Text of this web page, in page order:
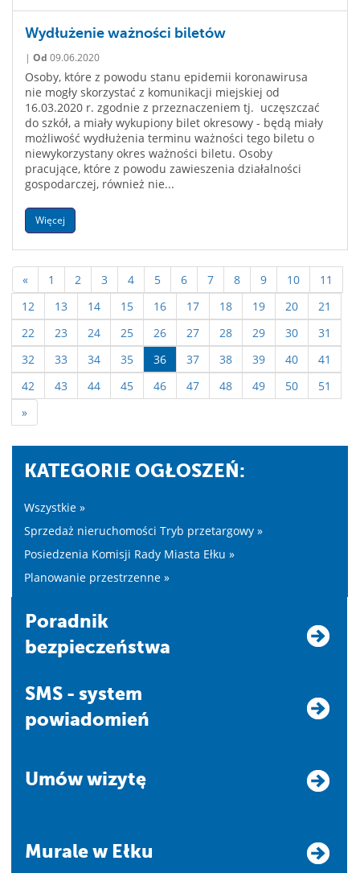
Wydłużenie ważności biletów
| Od 09.06.2020
Osoby, które z powodu stanu epidemii koronawirusa
nie mogły skorzystać z komunikacji miejskiej od
16.03.2020 r. zgodnie z przeznaczeniem tj. uczęszczać
do szkół, a miały wykupiony bilet okresowy - będą miały
możliwość wydłużenia terminu ważności tego biletu o
niewykorzystany okres ważności biletu. Osoby
pracujące, które z powodu zawieszenia działalności
gospodarczej, również nie...
Więcej
« 1 2 3 4 5 6 7 8 9 10
11
12
13 14 15 16 17 18 19 20
21
22
23 24 25 26 27 28 29 30
31
32
33 34 35 36 37 38 39 40
41
42
43 44 45 46 47 48 49 50
51
»
KATEGORIE OGŁOSZEŃ:
Wszystkie »
Sprzedaż nieruchomości Tryb przetargowy »
Posiedzenia Komisji Rady Miasta Ełku »
Planowanie przestrzenne »
Poradnik
bezpieczeństwa
SMS - system
powiadomień
Umów wizytę
Murale w Ełku